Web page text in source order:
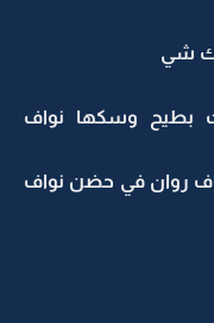
شي
بطيح وسكها نواف
روان في حضن نواف